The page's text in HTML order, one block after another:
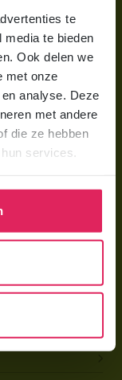
te
te bieden
Ook delen we
met onze
analyse. Deze
met andere
die ze hebben
services.